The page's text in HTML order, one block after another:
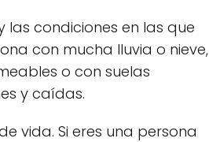
las condiciones en las que
con mucha lluvia o nieve,
o con suelas
y caídas.
vida. Si eres una persona